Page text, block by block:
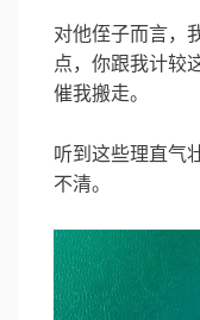
对他侄子而言，
点，你跟我计较
催我搬走。
听到这些理直气
不清。